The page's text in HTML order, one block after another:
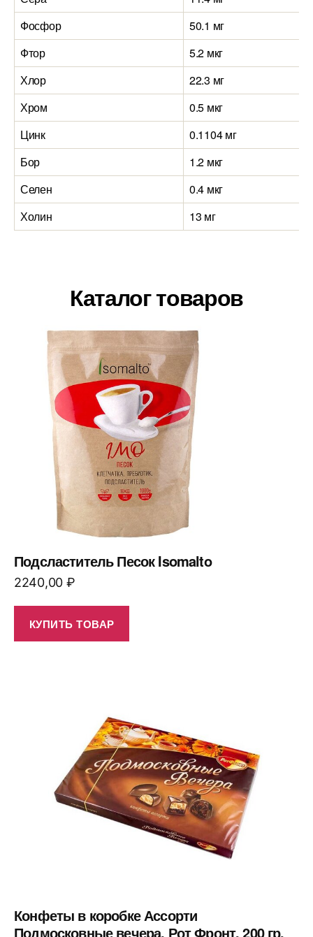
Фосфор
50.1 мг
Фтор
5.2 мкг
Хлор
22.3 мг
Хром
0.5 мкг
Цинк
0.1104 мг
Бор
1.2 мкг
Селен
0.4 мкг
Холин
13 мг
Каталог товаров
Подсластитель Песок Isomalto
2240,00 ₽
КУПИТЬ ТОВАР
Конфеты в коробке Ассорти
Подмосковные вечера, Рот Фронт, 200 гр.